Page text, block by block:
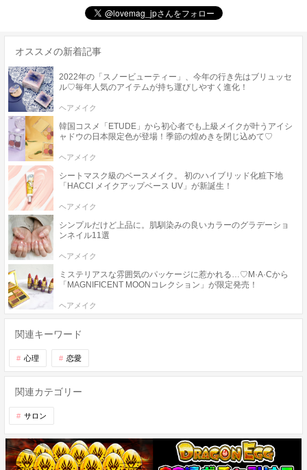
オススメの新着記事
2022年の「スノービューティー」、今年の行き先はブリュッセ
ル♡毎年人気のアイテムが持ち運びしやすく進化！
ヘアメイク
韓国コスメ「ETUDE」から初心者でも上級メイクが叶うアイシ
ャドウの日本限定色が登場！季節の煌めきを閉じ込めて♡
ヘアメイク
シートマスク級のベースメイク。 初のハイブリッド化粧下地
「HACCI メイクアップベース UV」が新誕生！
ヘアメイク
シンプルだけど上品に。肌馴染みの良いカラーのグラデーショ
ンネイル11選
ヘアメイク
ミステリアスな雰囲気のパッケージに惹かれる…♡M·A·Cから
「MAGNIFICENT MOONコレクション」が限定発売！
ヘアメイク
関連キーワード
心理 恋愛
関連カテゴリー
サロン